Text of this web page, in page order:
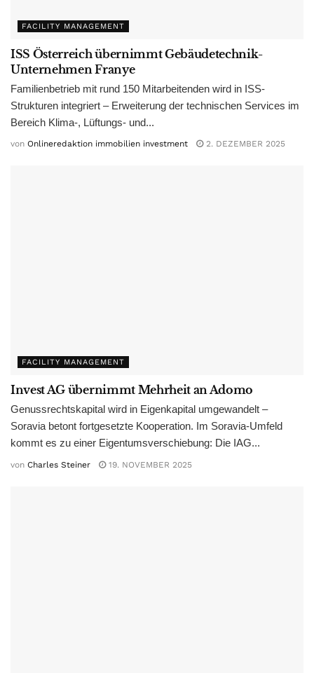
FACILITY MANAGEMENT
ISS Österreich übernimmt Gebäudetechnik-
Unternehmen Franye
Familienbetrieb mit rund 150 Mitarbeitenden wird in ISS-
Strukturen integriert – Erweiterung der technischen Services im
Bereich Klima-, Lüftungs- und...
von Onlineredaktion immobilien investment 2. DEZEMBER 2025
FACILITY MANAGEMENT
Invest AG übernimmt Mehrheit an Adomo
Genussrechtskapital wird in Eigenkapital umgewandelt –
Soravia betont fortgesetzte Kooperation. Im Soravia-Umfeld
kommt es zu einer Eigentumsverschiebung: Die IAG...
von Charles Steiner 19. NOVEMBER 2025